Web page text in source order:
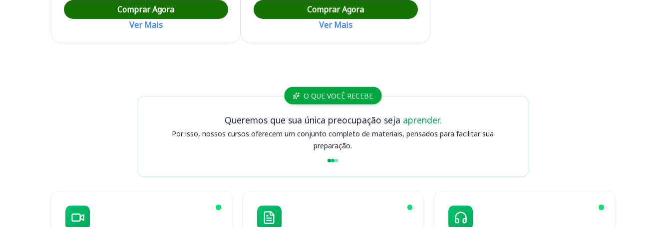
Comprar Agora
Ver Mais
Comprar Agora
Ver Mais
O QUE VOCÊ RECEBE
Queremos que sua única preocupação seja aprender.
Por isso, nossos cursos oferecem um conjunto completo de materiais, pensados para facilitar sua
preparação.